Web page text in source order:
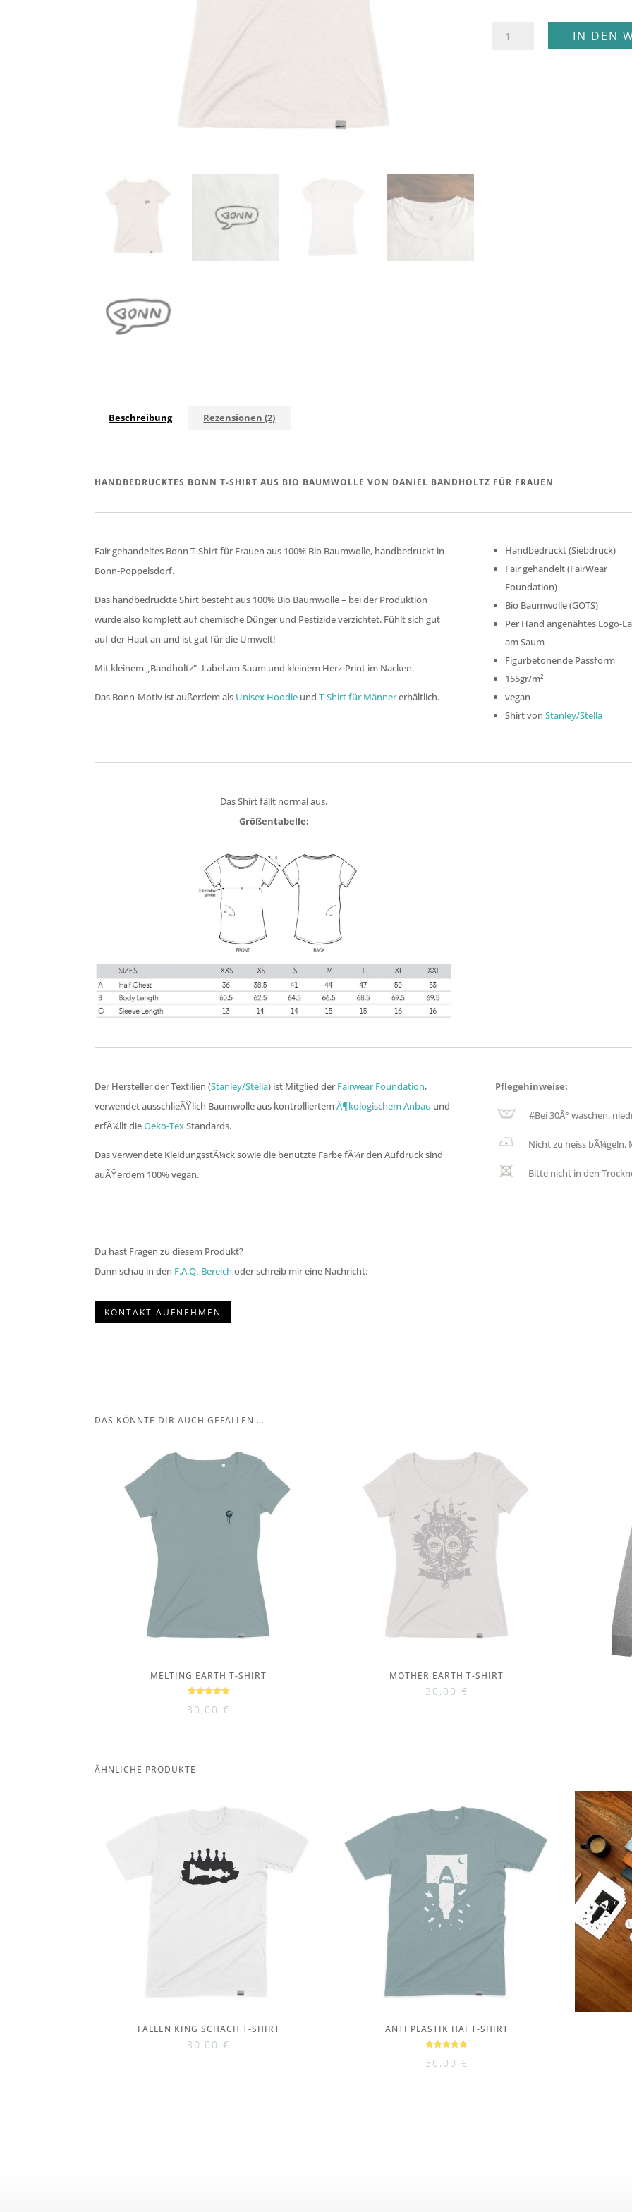
Bonn
IN DEN
Beschreibung Rezensionen (2)
HANDBEDRUCKTES BONN T-SHIRT AUS BIO BAUMWOLLE VON DANIEL BANDHOLTZ FÜR FRAUEN
Fair gehandeltes Bonn T-Shirt für Frauen aus 100% Bio Baumwolle, handbedruckt in
Bonn-Poppelsdorf.
Das handbedruckte Shirt besteht aus 100% Bio Baumwolle – bei der Produktion
wurde also komplett auf chemische Dünger und Pestizide verzichtet. Fühlt sich gut
auf der Haut an und ist gut für die Umwelt!
Mit kleinem „Bandholtz“- Label am Saum und kleinem Herz-Print im Nacken.
Das Bonn-Motiv ist außerdem als Unisex Hoodie undT-Shirt für Männererhältlich.
Handbedruckt (Siebdruck)
Fair gehandelt (FairWear
Foundation)
Bio Baumwolle (GOTS)
Per Hand angenähtes Logo-
am Saum
Figurbetonende Passform
155gr/m²
vegan
Shirt von Stanley/Stella
Das Shirt fällt normal aus.
Größentabelle:
Der Hersteller der Textilien (Stanley/Stella) ist Mitglied derFairwear Foundation,
verwendet ausschlieÃŸlich Baumwolle aus kontrolliertemÃ¶kologischem Anbau und
erfÃ¼llt dieOeko-TexStandards.
Das verwendete KleidungsstÃ¼ck sowie die benutzte Farbe fÃ¼r den Aufdruck sind
auÃŸerdem 100% vegan.
Pflegehinweise:
#Bei 30Â° waschen,
Nicht zu heiss bÃ¼geln,
Bitte nicht in den
Du hast Fragen zu diesem Produkt?
Dann schau in den F.A.Q.-Bereich oder schreib mir eine Nachricht:
KONTAKT AUFNEHMEN
DAS KÖNNTE DIR AUCH GEFALLEN …
MELTING EARTH T-SHIRT
mit
30,00€
MOTHER EARTH T-SHIRT
30,00 €
ÄHNLICHE PRODUKTE
FALLEN KING SCHACH T-SHIRT
30,00€
ANTI PLASTIK HAI T-SHIRT
mit
30,00 €